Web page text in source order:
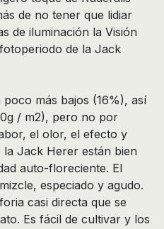
de no tener que lidiar
de iluminación la Visión
de la Jack
más bajos (16%), así
/ m2), pero no por
el olor, el efecto y
la Jack Herer están bien
auto-floreciente. El
especiado y agudo.
casi directa que se
Es fácil de cultivar y los